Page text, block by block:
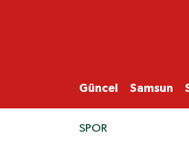
Güncel Samsun
SPOR
SAMSUN
SAMSUNSPOR